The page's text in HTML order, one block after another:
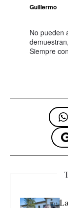
Guillermo
No pueden
Siempre